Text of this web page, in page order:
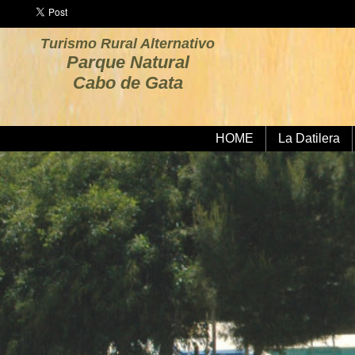
Turismo Rural Alternativo
Parque Natural
Cabo de Gata
HOME La Datilera